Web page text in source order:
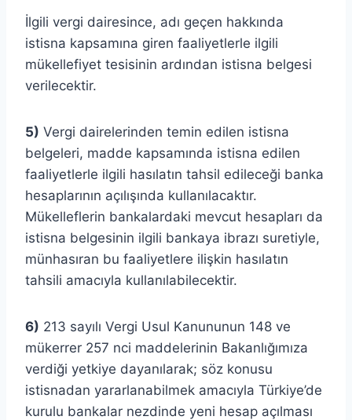
İlgili vergi dairesince, adı geçen hakkında
istisna kapsamına giren faaliyetlerle ilgili
mükellefiyet tesisinin ardından istisna belgesi
verilecektir.
5) Vergi dairelerinden temin edilen istisna
belgeleri, madde kapsamında istisna edilen
faaliyetlerle ilgili hasılatın tahsil edileceği banka
hesaplarının açılışında kullanılacaktır.
Mükelleflerin bankalardaki mevcut hesapları da
istisna belgesinin ilgili bankaya ibrazı suretiyle,
münhasıran bu faaliyetlere ilişkin hasılatın
tahsili amacıyla kullanılabilecektir.
6) 213 sayılı Vergi Usul Kanununun 148 ve
mükerrer 257 nci maddelerinin Bakanlığımıza
verdiği yetkiye dayanılarak; söz konusu
istisnadan yararlanabilmek amacıyla Türkiye’de
kurulu bankalar nezdinde yeni hesap açılması